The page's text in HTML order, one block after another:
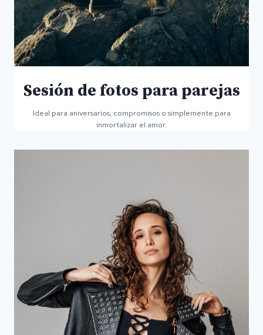
Sesión de fotos para parejas
Ideal para aniversarios, compromisos o simplemente para
inmortalizar el amor.